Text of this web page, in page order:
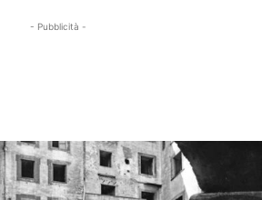
- Pubblicità -